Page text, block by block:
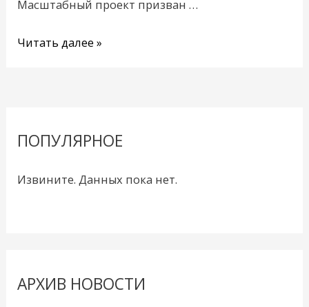
Масштабный проект призван …
Читать далее »
ПОПУЛЯРНОЕ
Извините. Данных пока нет.
АРХИВ НОВОСТИ